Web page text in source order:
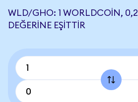
WLD/GHO: 1 WORLDCOIN,
DEĞERINE EŞITTIR